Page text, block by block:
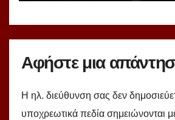
Αφήστε μια
Η ηλ. διεύθυνση σας δεν
υποχρεωτικά πεδία σημειώνονται